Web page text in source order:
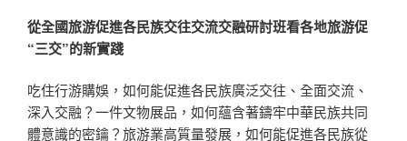
從全國旅游促進各民族交往交流交融研討班看各地旅游促
“三交”的新實踐
吃住行游購娛，如何能促進各民族廣泛交往、全面交流、
深入交融？一件文物展品，如何蘊含著鑄牢中華民族共同
體意識的密鑰？旅游業高質量發展，如何能促進各民族從